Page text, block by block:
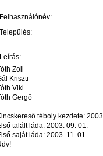
Felhasználónév:
Település:
Leírás:
Zoli
Kriszti
Viki
Gergő
téboly kezdete:
talált láda: 2003. 09. 01.
saját láda: 2003. 11. 01.